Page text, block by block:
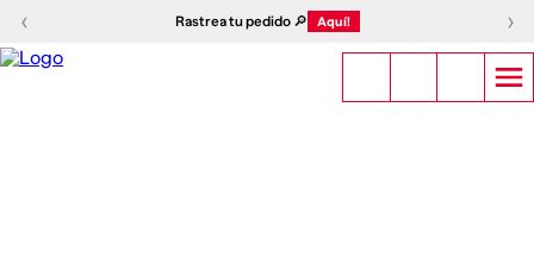
‹ Rastrea tu pedido 🔎 Aquí! ›